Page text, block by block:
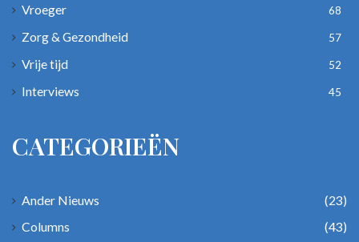
Vroeger 68
Zorg & Gezondheid 57
Vrije tijd 52
Interviews 45
CATEGORIEËN
Ander Nieuws
(23)
Columns
(43)